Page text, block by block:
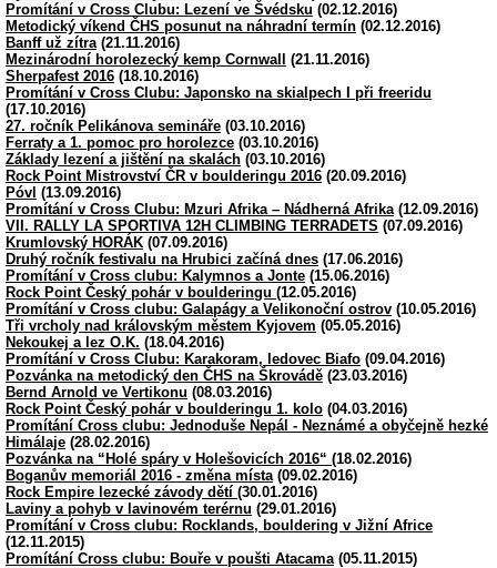
Promítání v Cross Clubu: Lezení ve Švédsku (02.12.2016)
Metodický víkend ČHS posunut na náhradní termín (02.12.2016)
Banff už zítra(21.11.2016)
Mezinárodní horolezecký kemp Cornwall
(21.11.2016)
Sherpafest 2016 (18.10.2016)
Promítání v Cross Clubu: Japonsko na skialpech I při freeridu
(17.10.2016)
27. ročník Pelikánova semináře (03.10.2016)
Ferraty a 1. pomoc pro horolezce (03.10.2016)
Základy lezení a jištění na skalách (03.10.2016)
Rock Point Mistrovství ČR v boulderingu 2016 (20.09.2016)
Póvl (13.09.2016)
Promítání v Cross Clubu: Mzuri Afrika – Nádherná Afrika(12.09.2016)
VII. RALLY LA SPORTIVA 12H CLIMBING TERRADETS (07.09.2016)
Krumlovský HORÁK (07.09.2016)
Druhý ročník festivalu na Hrubici začíná dnes (17.06.2016)
Promítání v Cross clubu: Kalymnos a Jonte (15.06.2016)
Rock Point Český pohár v boulderingu (12.05.2016)
Promítání v Cross clubu: Galapágy a Velikonoční ostrov (10.05.2016)
Tři vrcholy nad královským městem Kyjovem (05.05.2016)
Nekoukej a lez O.K. (18.04.2016)
Promítání v Cross Clubu: Karakoram, ledovec Biafo (09.04.2016)
Pozvánka na metodický den ČHS na Škrovádě (23.03.2016)
Bernd Arnold ve Vertikonu (08.03.2016)
Rock Point Český pohár v boulderingu 1. kolo (04.03.2016)
Promítání Cross clubu: Jednoduše Nepál - Neznámé a obyčejně hezké
Himálaje (28.02.2016)
Pozvánka na “Holé spáry v Holešovicích 2016“ (18.02.2016)
Boganův memoriál 2016 - změna místa(09.02.2016)
Rock Empire lezecké závody dětí (30.01.2016)
Laviny a pohyb v lavinovém terérnu (29.01.2016)
Promítání v Cross clubu: Rocklands, bouldering v Jižní Africe
(12.11.2015)
Promítání Cross clubu: Bouře v poušti Atacama(05.11.2015)